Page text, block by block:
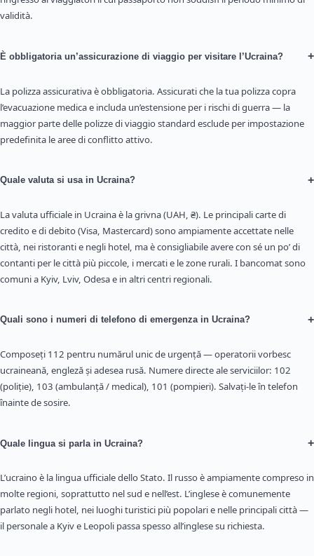
validità.
È obbligatoria un’assicurazione di viaggio per visitare l’Ucraina? +
La polizza assicurativa è obbligatoria. Assicurati che la tua polizza copra
l’evacuazione medica e includa un’estensione per i rischi di guerra — la
maggior parte delle polizze di viaggio standard esclude per impostazione
predefinita le aree di conflitto attivo.
Quale valuta si usa in Ucraina? +
La valuta ufficiale in Ucraina è la grivna (UAH, ₴). Le principali carte di
credito e di debito (Visa, Mastercard) sono ampiamente accettate nelle
città, nei ristoranti e negli hotel, ma è consigliabile avere con sé un po’ di
contanti per le città più piccole, i mercati e le zone rurali. I bancomat sono
comuni a Kyiv, Lviv, Odesa e in altri centri regionali.
Quali sono i numeri di telefono di emergenza in Ucraina? +
Composeți 112 pentru numărul unic de urgență — operatorii vorbesc
ucraineană, engleză și adesea rusă. Numere directe ale serviciilor: 102
(poliție), 103 (ambulanță / medical), 101 (pompieri). Salvați-le în telefon
înainte de sosire.
Quale lingua si parla in Ucraina? +
L’ucraino è la lingua ufficiale dello Stato. Il russo è ampiamente compreso in
molte regioni, soprattutto nel sud e nell’est. L’inglese è comunemente
parlato negli hotel, nei luoghi turistici più popolari e nelle principali città —
il personale a Kyiv e Leopoli passa spesso all’inglese su richiesta.